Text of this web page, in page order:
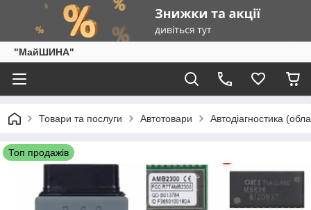
"МайШИНА"
Товари та послуги Автотовари Автодіагностика
Топ продажів